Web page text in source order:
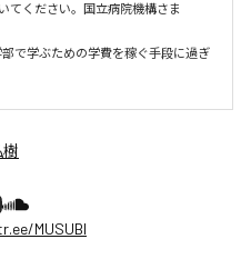
てください。国立病院機構さま
で学ぶための学費を稼ぐ手段に過ぎ
MUSUBI